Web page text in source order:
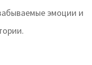
эмоции и